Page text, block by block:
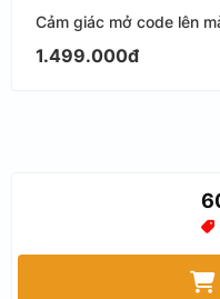
Cảm giác mở code lên
1.499.000đ